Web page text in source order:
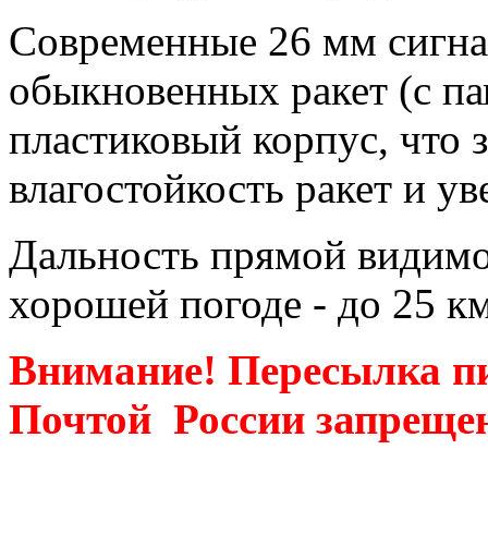
Современные 26 мм
обыкновенных ракет (с
пластиковый корпус, что
влагостойкость ракет и
Дальность прямой
хорошей погоде - до 25
Внимание! Пересылка
Почтой России